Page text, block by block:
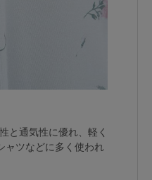
と通気性に優れ、軽く
ャツなどに多く使われ